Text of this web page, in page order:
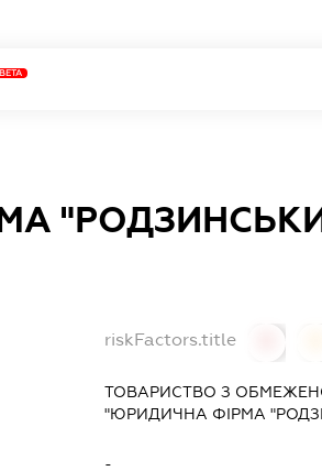
BETA
riskFactors.title
ТОВАРИСТВО З
"ЮРИДИЧНА ФІРМА
-